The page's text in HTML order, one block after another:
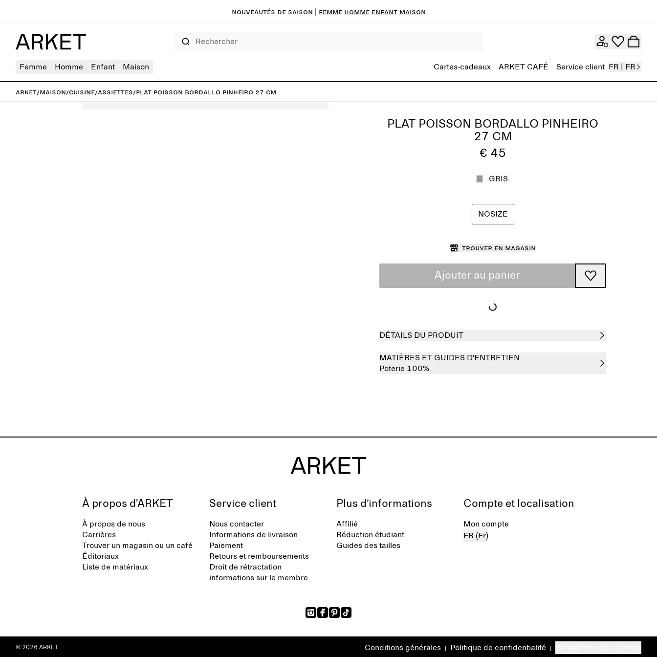
Nouveautés de saison FEMME HOMME ENFANT MAISON
Femme Homme Enfant Maison Cartes-cadeaux ARKET CAFÉ Service client FR | FR
ARKET/Maison/Cuisine/Assiettes/Plat poisson Bordallo Pinheiro 27 cm
PLAT POISSON BORDALLO PINHEIRO
27 CM
€ 45
GRIS
NOSIZE
Trouver en magasin
Ajouter au panier
DÉTAILS DU PRODUIT
MATIÈRES ET GUIDES D'ENTRETIEN
Poterie 100%
À propos d'ARKET
À propos de nous
Carrières
Trouver un magasin ou un café
Éditoriaux
Liste de matériaux
Service client
Nous contacter
Informations de livraison
Paiement
Retours et remboursements
Droit de rétractation
informations sur le membre
Plus d’informations
Affilié
Réduction étudiant
Guides des tailles
Compte et localisation
Mon compte
FR (Fr)
Conditions générales Politique de confidentialité
© 2026 ARKET